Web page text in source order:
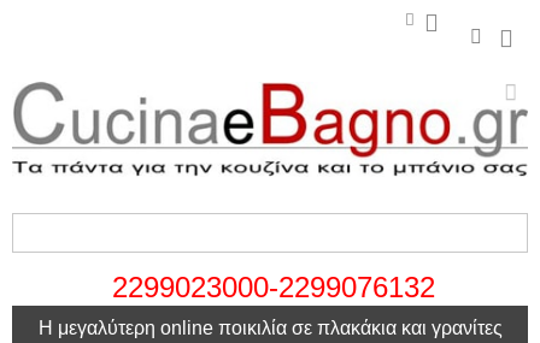
2299023000-2299076132
Η μεγαλύτερη online ποικιλία σε πλακάκια και γρανίτες